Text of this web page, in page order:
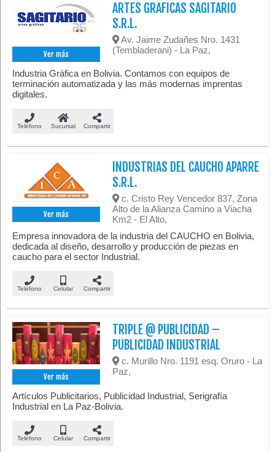
Ver más
ARTES GRAFICAS SAGITARIO
S.R.L.
Av. Jaime Zudañes Nro. 1431
(Tembladerani) - La Paz,
Industria Gráfica en Bolivia. Contamos con equipos de
terminación automatizada y las más modernas imprentas
digitales.
Teléfono Sucursal Compartir
Ver más
INDUSTRIAS DEL CAUCHO APARRE
S.R.L.
c. Cristo Rey Vencedor 837, Zona
Alto de la Alianza Camino a Viacha
Km2 - El Alto,
Empresa innovadora de la industria del CAUCHO en Bolivia,
dedicada al diseño, desarrollo y producción de piezas en
caucho para el sector Industrial.
Teléfono Celular Compartir
Ver más
TRIPLE @ PUBLICIDAD –
PUBLICIDAD INDUSTRIAL
c. Murillo Nro. 1191 esq. Oruro - La
Paz,
Artículos Publicitarios, Publicidad Industrial, Serigrafía
Industrial en La Paz-Bolivia.
Teléfono Celular Compartir